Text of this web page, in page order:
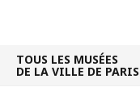
TOUS LES MUSÉES
DE LA VILLE DE PARIS